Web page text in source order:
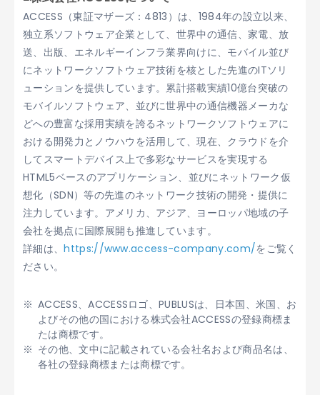
ACCESS（東証マザーズ：4813）は、1984年の設立以来、
独立系ソフトウェア企業として、世界中の通信、家電、放
送、出版、エネルギーインフラ業界向けに、モバイル並び
にネットワークソフトウェア技術を核とした先進のITソリ
ューションを提供しています。累計搭載実績10億台突破の
モバイルソフトウェア、並びに世界中の通信機器メーカな
どへの豊富な採用実績を誇るネットワークソフトウェアに
おける開発力とノウハウを活用して、現在、クラウドを介
してスマートデバイス上で多彩なサービスを実現する
HTML5ベースのアプリケーション、並びにネットワーク仮
想化（SDN）等の先進のネットワーク技術の開発・提供に
注力しています。アメリカ、アジア、ヨーロッパ地域の子
会社を拠点に国際展開も推進しています。
詳細は、https://www.access-company.com/をご覧く
ださい。
ACCESS、ACCESSロゴ、PUBLUSは、日本国、米国、お
よびその他の国における株式会社ACCESSの登録商標ま
たは商標です。
その他、文中に記載されている会社名および商品名は、
各社の登録商標または商標です。